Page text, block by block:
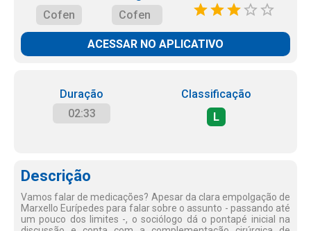
Cofen
Cofen
ACESSAR NO APLICATIVO
Duração
02:33
Classificação
L
Descrição
Vamos falar de medicações? Apesar da clara empolgação de
Marxello Eurípedes para falar sobre o assunto - passando até
um pouco dos limites -, o sociólogo dá o pontapé inicial na